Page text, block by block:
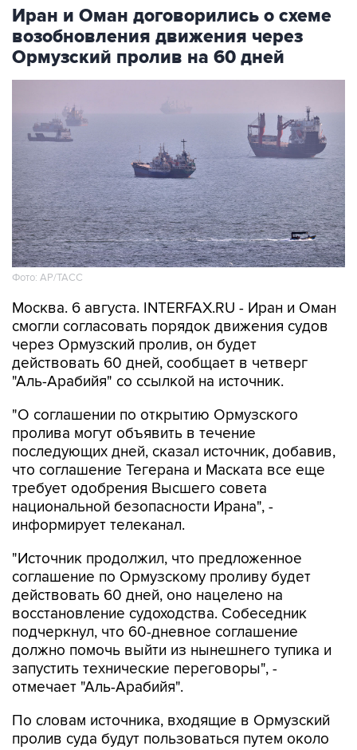
Иран и Оман договорились о схеме
возобновления движения через
Ормузский пролив на 60 дней
Фото: AP/ТАСС
Москва. 6 августа. INTERFAX.RU - Иран и Оман
смогли согласовать порядок движения судов
через Ормузский пролив, он будет
действовать 60 дней, сообщает в четверг
"Аль-Арабийя" со ссылкой на источник.
"О соглашении по открытию Ормузского
пролива могут объявить в течение
последующих дней, сказал источник, добавив,
что соглашение Тегерана и Маската все еще
требует одобрения Высшего совета
национальной безопасности Ирана", -
информирует телеканал.
"Источник продолжил, что предложенное
соглашение по Ормузскому проливу будет
действовать 60 дней, оно нацелено на
восстановление судоходства. Собеседник
подчеркнул, что 60-дневное соглашение
должно помочь выйти из нынешнего тупика и
запустить технические переговоры", -
отмечает "Аль-Арабийя".
По словам источника, входящие в Ормузский
пролив суда будут пользоваться путем около